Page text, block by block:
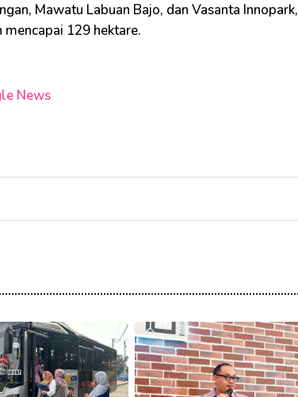
Mawatu Labuan Bajo, dan Vasanta Innopark,
129 hektare.
News